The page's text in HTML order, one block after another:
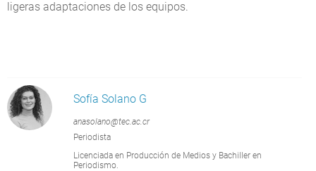
ligeras adaptaciones de los equipos.
Sofía Solano G
anasolano@tec.ac.cr
Periodista
Licenciada en Producción de Medios y Bachiller en
Periodismo.